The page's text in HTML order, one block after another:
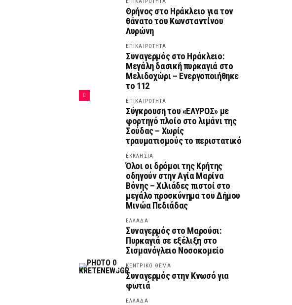
Θρήνος στο Ηράκλειο για τον
θάνατο του Κωνσταντίνου
Λυρώνη
ΕΠΙΚΑΙΡΟΤΗΤΑ
Συναγερμός στο Ηράκλειο:
Μεγάλη δασική πυρκαγιά στο
Μελιδοχώρι – Ενεργοποιήθηκε
το 112
ΕΠΙΚΑΙΡΟΤΗΤΑ
Σύγκρουση του «ΕΛΥΡΟΣ» με
φορτηγό πλοίο στο λιμάνι της
Σούδας – Χωρίς
τραυματισμούς το περιστατικό
ΕΚΚΛΗΣΙΑ
Όλοι οι δρόμοι της Κρήτης
οδηγούν στην Αγία Μαρίνα
Βόνης – Χιλιάδες πιστοί στο
μεγάλο προσκύνημα του Δήμου
Μινώα Πεδιάδας
ΕΛΛΑΔΑ
Συναγερμός στο Μαρούσι:
Πυρκαγιά σε εξέλιξη στο
Σισμανόγλειο Νοσοκομείο
ΚΕΝΤΡΙΚΟ ΘΕΜΑ
Συναγερμός στην Κνωσό για
φωτιά
ΕΛΛΑΔΑ